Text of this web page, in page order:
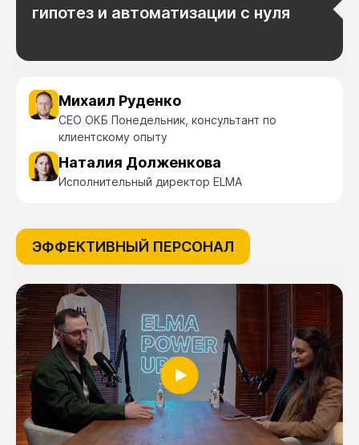
гипотез и автоматизации с нуля
Михаил Руденко
CEO ОКБ Понедельник, консультант по
клиентскому опыту
Наталия Долженкова
Исполнительный директор ELMA
ЭФФЕКТИВНЫЙ ПЕРСОНАЛ